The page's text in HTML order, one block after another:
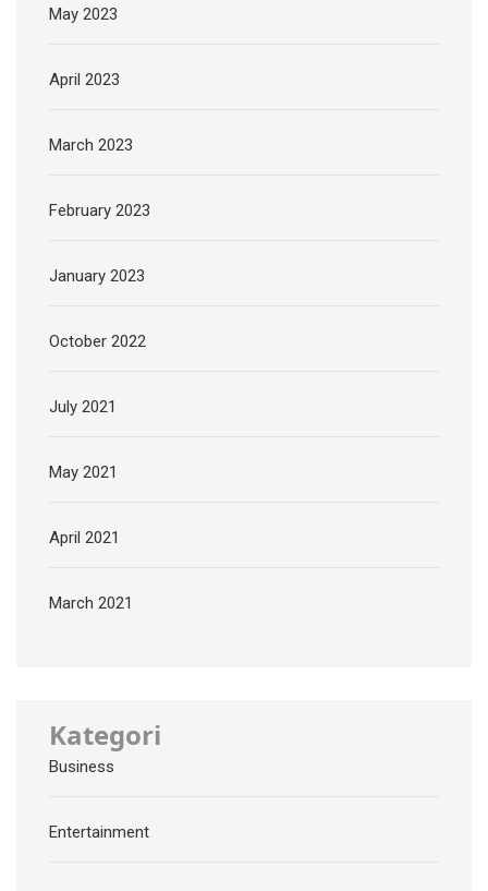
May 2023
April 2023
March 2023
February 2023
January 2023
October 2022
July 2021
May 2021
April 2021
March 2021
Kategori
Business
Entertainment